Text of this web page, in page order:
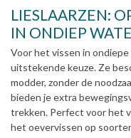
LIESLAARZEN:
IN ONDIEP
Voor het vissen in
uitstekende keuze. Ze
modder, zonder de
bieden je extra
trekken. Perfect voor het
het oevervissen op